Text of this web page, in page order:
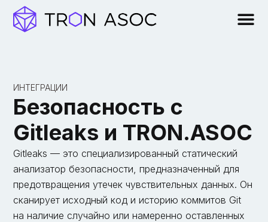
ИНТЕГРАЦИИ
Безопасность с
Gitleaks и TRON.ASOC
Gitleaks — это специализированный статический
анализатор безопасности, предназначенный для
предотвращения утечек чувствительных данных. Он
сканирует исходный код и историю коммитов Git
на наличие случайно или намеренно оставленных